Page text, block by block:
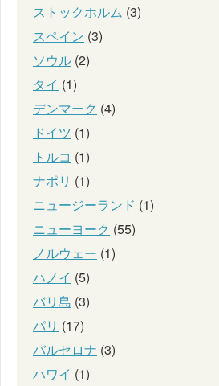
ストックホルム (3)
スペイン (3)
ソウル (2)
タイ (1)
デンマーク (4)
ドイツ (1)
トルコ (1)
ナポリ (1)
ニュージーランド (1)
ニューヨーク (55)
ノルウェー (1)
ハノイ (5)
バリ島 (3)
パリ (17)
バルセロナ (3)
ハワイ (1)